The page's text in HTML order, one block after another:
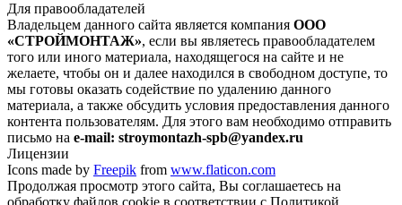
Для правообладателей
Владельцем данного сайта является компания ООО
«СТРОЙМОНТАЖ», если вы являетесь правообладателем
того или иного материала, находящегося на сайте и не
желаете, чтобы он и далее находился в свободном доступе, то
мы готовы оказать содействие по удалению данного
материала, а также обсудить условия предоставления данного
контента пользователям. Для этого вам необходимо отправить
письмо на e-mail: stroymontazh-spb@yandex.ru
Лицензии
Icons made by Freepik from www.flaticon.com
Продолжая просмотр этого сайта, Вы соглашаетесь на